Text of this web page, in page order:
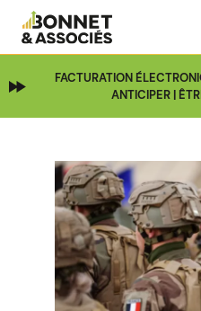
FACTURATION
ANTICIPER |